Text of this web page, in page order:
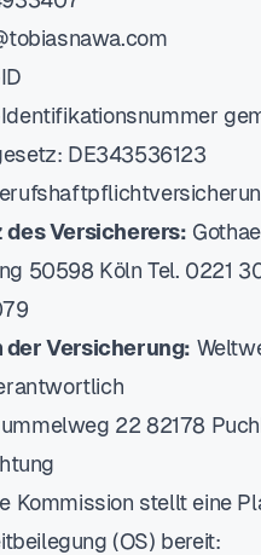
DE343536123
des Versicherers:
50598 Köln Tel. 0221
Versicherung:
22 82178
Kommission stellt eine
(OS) bereit: